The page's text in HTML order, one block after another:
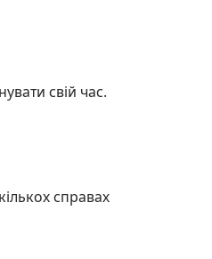
свій час.
справах